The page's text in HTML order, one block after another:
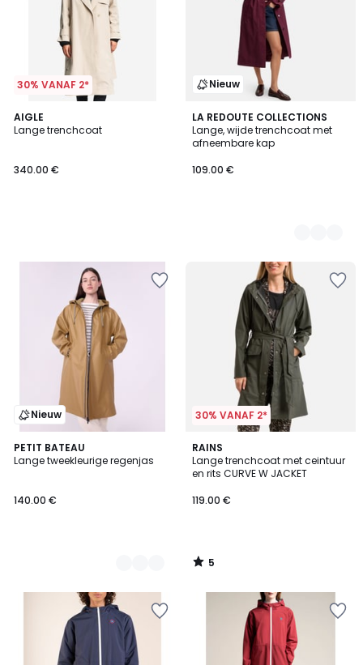
30% VANAF 2*
AIGLE
Lange trenchcoat
340.00 €
Nieuw
LA REDOUTE COLLECTIONS
Lange, wijde trenchcoat met
afneembare kap
109.00 €
2
Kleuren
Nieuw
PETIT BATEAU
Lange tweekleurige regenjas
140.00 €
2
Kleuren
30% VANAF 2*
RAINS
Lange trenchcoat met ceintuur
en rits CURVE W JACKET
119.00 €
5
/
5
5
/